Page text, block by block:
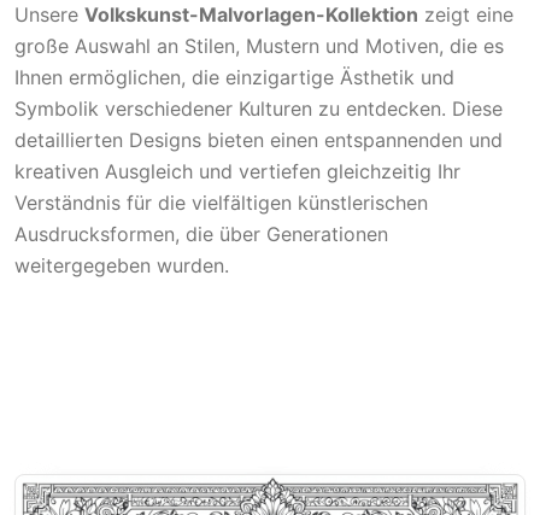
Unsere Volkskunst-Malvorlagen-Kollektion zeigt eine
große Auswahl an Stilen, Mustern und Motiven, die es
Ihnen ermöglichen, die einzigartige Ästhetik und
Symbolik verschiedener Kulturen zu entdecken. Diese
detaillierten Designs bieten einen entspannenden und
kreativen Ausgleich und vertiefen gleichzeitig Ihr
Verständnis für die vielfältigen künstlerischen
Ausdrucksformen, die über Generationen
weitergegeben wurden.